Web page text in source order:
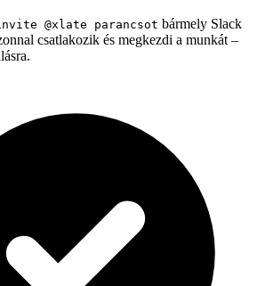
@xlate parancsot bármely Slack
csatlakozik és megkezdi a munkát –